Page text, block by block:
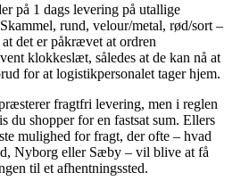
på 1 dags levering på utallige
rund, velour/metal, rød/sort –
det er påkrævet at ordren
klokkeslæt, således at de kan nå at
for at logistikpersonalet tager hjem.
fragtfri levering, men i reglen
du shopper for en fastsat sum. Ellers
mulighed for fragt, der ofte – hvad
Nyborg eller Sæby – vil blive at få
til et afhentningssted.